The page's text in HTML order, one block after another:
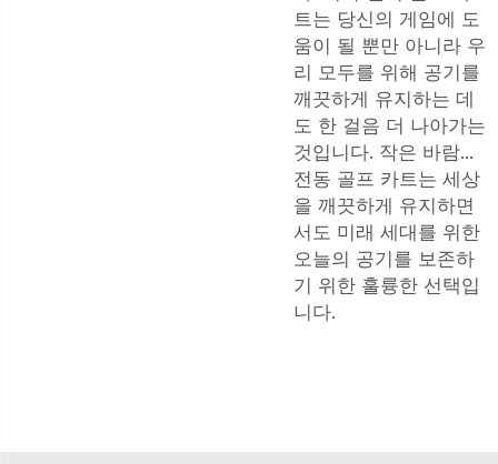
트는 당신의 게임에 도
움이 될 뿐만 아니라 우
리 모두를 위해 공기를
깨끗하게 유지하는 데
도 한 걸음 더 나아가는
것입니다. 작은 바람...
전동 골프 카트는 세상
을 깨끗하게 유지하면
서도 미래 세대를 위한
오늘의 공기를 보존하
기 위한 훌륭한 선택입
니다.